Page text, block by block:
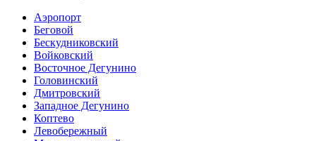
Аэропорт
Беговой
Бескудниковский
Войковский
Восточное Дегунино
Головинский
Дмитровский
Западное Дегунино
Коптево
Левобережный